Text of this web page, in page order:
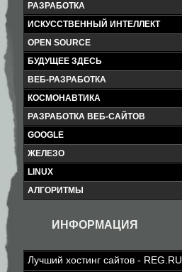
РАЗРАБОТКА
ИСКУССТВЕННЫЙ ИНТЕЛЛЕКТ
OPEN SOURCE
БУДУЩЕЕ ЗДЕСЬ
ВЕБ-РАЗРАБОТКА
КОСМОНАВТИКА
РАЗРАБОТКА ВЕБ-САЙТОВ
GOOGLE
ЖЕЛЕЗО
LINUX
АЛГОРИТМЫ
ИНФОРМАЦИЯ
Лучший хостинг сайтов - REG.RU